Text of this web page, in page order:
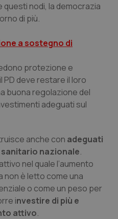
nodi, la democrazia
di più.
a sostegno di
protezione e
PD deve restare il loro
buona regolazione del
adeguati sul
anche con adeguati
nazionale.
nel quale l’aumento
non è letto come una
o come un peso per
investire di più e
attivo.
www.quotidianosanita.it
www.quotidianosanita.it
Google LLC
.quotidianosanita.it